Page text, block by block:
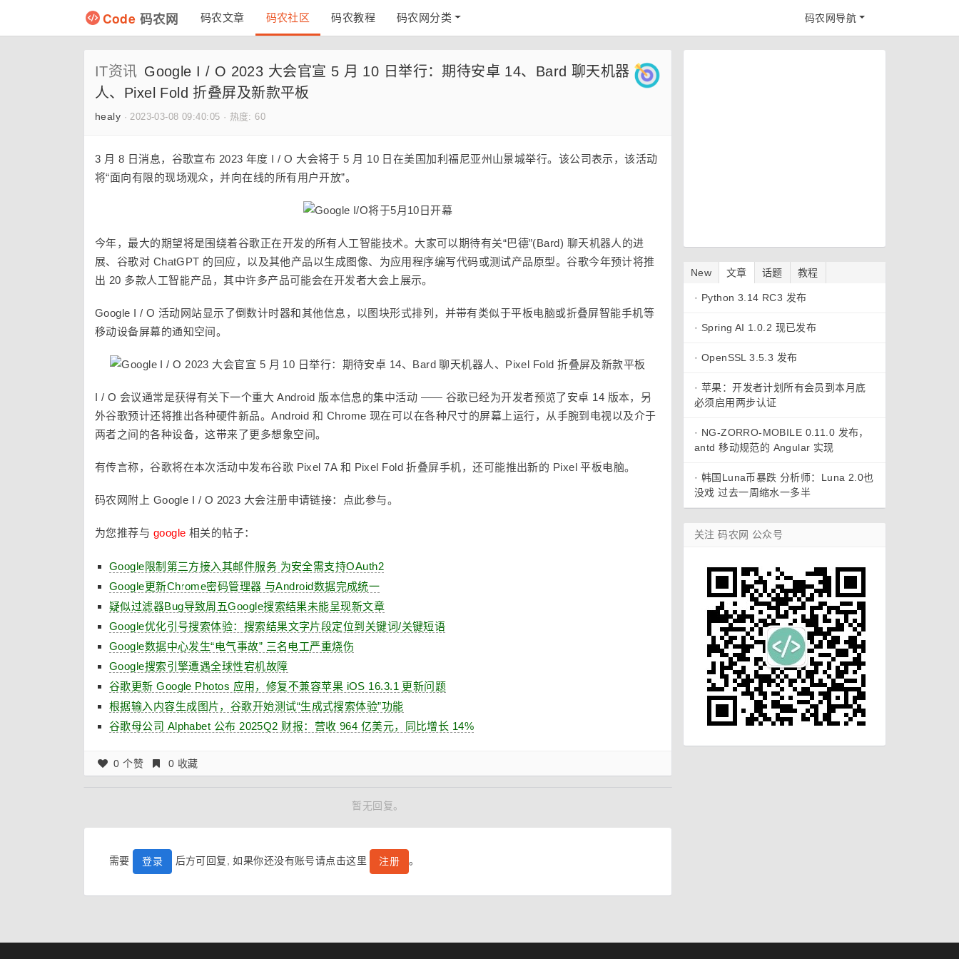
Code 码农网 码农文章 码农社区 码农教程 码农网分类 码农网导航
IT资讯 Google I / O 2023 大会官宣 5 月 10 日举行：期待安卓 14、Bard 聊天机器
人、Pixel Fold 折叠屏及新款平板
healy ·2023-03-08 09:40:05 · 热度: 60
3 月 8 日消息，谷歌宣布 2023 年度 I / O 大会将于 5 月 10 日在美国加利福尼亚州山景城举行。该公司表示，该活动
将“面向有限的现场观众，并向在线的所有用户开放”。
今年，最大的期望将是围绕着谷歌正在开发的所有人工智能技术。大家可以期待有关“巴德”(Bard) 聊天机器人的进
展、谷歌对 ChatGPT 的回应，以及其他产品以生成图像、为应用程序编写代码或测试产品原型。 谷歌今年预计将推
出 20 多款人工智能产品，其中许多产品可能会在开发者大会上展示。
Google I / O 活动网站显示了倒数计时器和其他信息，以图块形式排列，并带有类似于平板电脑或折叠屏智能手机等
移动设备屏幕的通知空间。
I / O 会议通常是获得有关下一个重大 Android 版本信息的集中活动 —— 谷歌已经为开发者预览了安卓 14 版本，另
外谷歌预计还将推出各种硬件新品。Android 和 Chrome 现在可以在各种尺寸的屏幕上运行，从手腕到电视以及介于
两者之间的各种设备，这带来了更多想象空间。
有传言称，谷歌将在本次活动中发布谷歌 Pixel 7A 和 Pixel Fold 折叠屏手机，还可能推出新的 Pixel 平板电脑。
码农网附上 Google I / O 2023 大会注册申请链接：点此参与。
为您推荐与 google 相关的帖子：
Google限制第三方接入其邮件服务 为安全需支持OAuth2
Google更新Chrome密码管理器 与Android数据完成统一
疑似过滤器Bug导致周五Google搜索结果未能呈现新文章
Google优化引号搜索体验：搜索结果文字片段定位到关键词/关键短语
Google数据中心发生“电气事故” 三名电工严重烧伤
Google搜索引擎遭遇全球性宕机故障
谷歌更新 Google Photos 应用，修复不兼容苹果 iOS 16.3.1 更新问题
根据输入内容生成图片，谷歌开始测试“生成式搜索体验”功能
谷歌母公司 Alphabet 公布 2025Q2 财报：营收 964 亿美元，同比增长 14%
0 个赞 0 收藏
暂无回复。
需要 登录 后方可回复, 如果你还没有账号请点击这里 注册 。
New 文章 话题 教程
· Python 3.14 RC3 发布
· Spring AI 1.0.2 现已发布
· OpenSSL 3.5.3 发布
· 苹果：开发者计划所有会员到本月底
必须启用两步认证
· NG-ZORRO-MOBILE 0.11.0 发布，
antd 移动规范的 Angular 实现
· 韩国Luna币暴跌 分析师：Luna 2.0也
没戏 过去一周缩水一多半
关注 码农网 公众号